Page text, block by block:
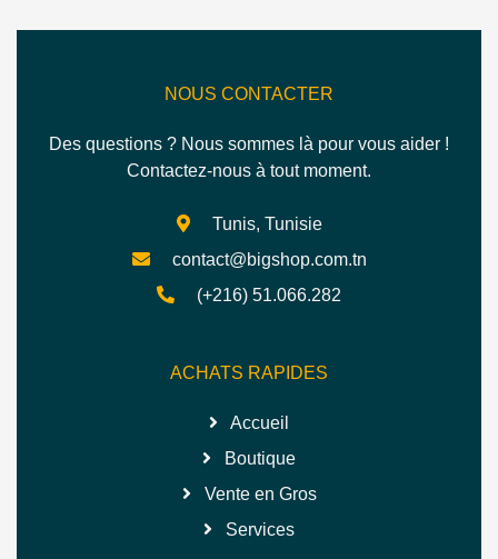
NOUS CONTACTER
Des questions ? Nous sommes là pour vous aider !
Contactez-nous à tout moment.
Tunis, Tunisie
contact@bigshop.com.tn
(+216) 51.066.282
ACHATS RAPIDES
Accueil
Boutique
Vente en Gros
Services